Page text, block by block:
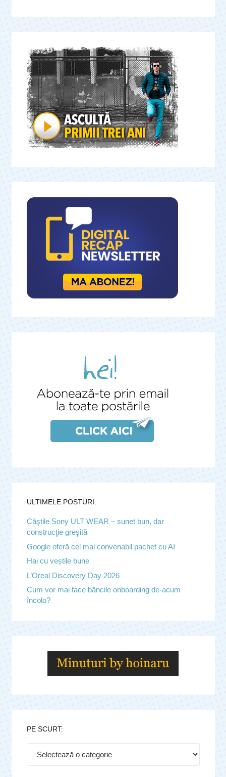
ULTIMELE POSTURI.
Căştile Sony ULT WEAR – sunet bun, dar
construcţie greşită
Google oferă cel mai convenabil pachet cu AI
Hai cu veștile bune
L’Oreal Discovery Day 2026
Cum vor mai face băncile onboarding de-acum
încolo?
PE SCURT: